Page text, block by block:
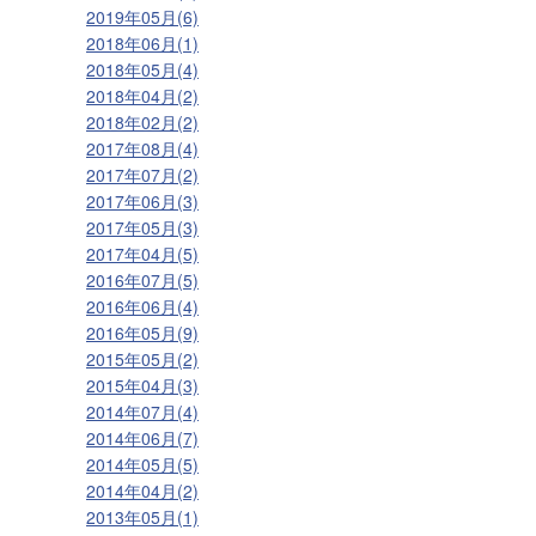
2019年05月(6)
2018年06月(1)
2018年05月(4)
2018年04月(2)
2018年02月(2)
2017年08月(4)
2017年07月(2)
2017年06月(3)
2017年05月(3)
2017年04月(5)
2016年07月(5)
2016年06月(4)
2016年05月(9)
2015年05月(2)
2015年04月(3)
2014年07月(4)
2014年06月(7)
2014年05月(5)
2014年04月(2)
2013年05月(1)